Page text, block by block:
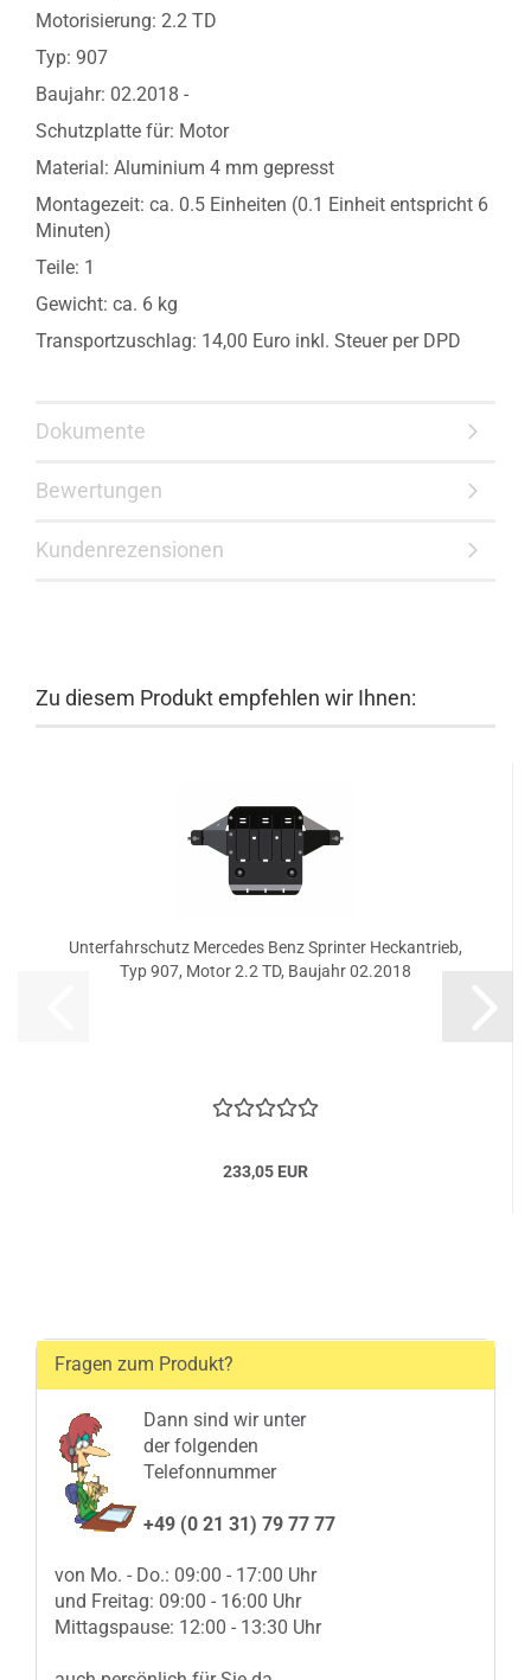
Motorisierung: 2.2 TD
Typ: 907
Baujahr: 02.2018 -
Schutzplatte für: Motor
Material: Aluminium 4 mm gepresst
Montagezeit: ca. 0.5 Einheiten (0.1 Einheit entspricht 6
Minuten)
Teile: 1
Gewicht: ca. 6 kg
Transportzuschlag: 14,00 Euro inkl. Steuer per DPD
Dokumente
Bewertungen
Kundenrezensionen
Zu diesem Produkt empfehlen wir Ihnen:
Unterfahrschutz Mercedes Benz Sprinter Heckantrieb,
Typ 907, Motor 2.2 TD, Baujahr 02.2018
233,05 EUR
Fragen zum Produkt?
Dann sind wir unter
der folgenden
Telefonnummer
+49 (0 21 31) 79 77 77
von Mo. - Do.: 09:00 - 17:00 Uhr
und Freitag: 09:00 - 16:00 Uhr
Mittagspause: 12:00 - 13:30 Uhr